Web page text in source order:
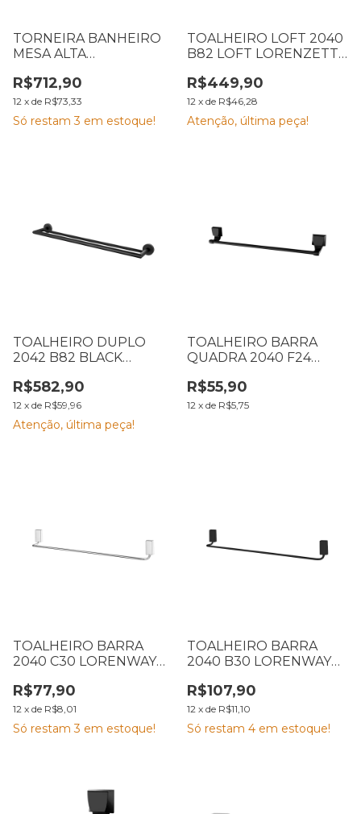
TORNEIRA BANHEIRO
MESA ALTA
1195 B55 7048575
R$712,90
12 x de R$73,33
Só restam3 em estoque!
TOALHEIRO LOFT 2040
B82 LOFT LORENZETTI
R$449,90
12 x de R$46,28
Atenção, última peça!
TOALHEIRO DUPLO
2042 B82 BLACK
R$582,90
12 x de R$59,96
Atenção, última peça!
TOALHEIRO BARRA
QUADRA 2040 F24
LORENZETTI 7140109
R$55,90
12 x de R$5,75
TOALHEIRO BARRA
2040 C30 LORENWAY
R$77,90
12 x de R$8,01
Só restam3 em estoque!
TOALHEIRO BARRA
2040 B30 LORENWAY
R$107,90
12 x de R$11,10
Só restam 4 em estoque!